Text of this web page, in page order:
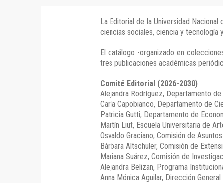
La Editorial de la Universidad
ciencias sociales, ciencia y tecnología
El catálogo -organizado en
tres publicaciones académicas
Comité Editorial (2026-2030)
Alejandra Rodríguez, Departamento de
Carla Capobianco, Departamento de
Patricia Gutti, Departamento de
Martín Liut, Escuela Universitaria de
Osvaldo Graciano, Comisión de
Bárbara Altschuler, Comisión de
Mariana Suárez, Comisión de
Alejandra Belizan, Programa
Anna Mónica Aguilar, Dirección General